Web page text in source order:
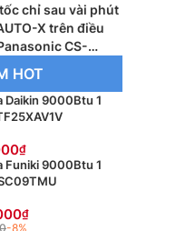
chỉ sau vài phút
X trên điều
CS-
8
HOT
Daikin 9000Btu 1
Funiki 9000Btu 1
-8%